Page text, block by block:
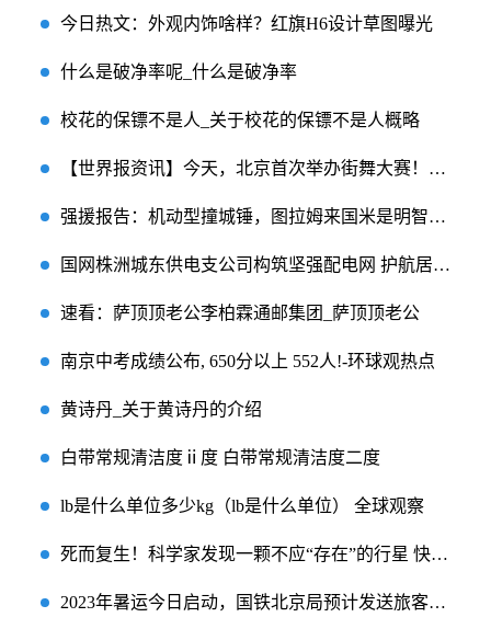
今日热文：外观内饰啥样？红旗H6设计草图曝光
什么是破净率呢_什么是破净率
校花的保镖不是人_关于校花的保镖不是人概略
【世界报资讯】今天，北京首次举办街舞大赛！参与者绝大多数是孩子
强援报告：机动型撞城锤，图拉姆来国米是明智的选择 天天新动态
国网株洲城东供电支公司构筑坚强配电网 护航居民清凉度夏
速看：萨顶顶老公李柏霖通邮集团_萨顶顶老公
南京中考成绩公布, 650分以上 552人!-环球观热点
黄诗丹_关于黄诗丹的介绍
白带常规清洁度ⅱ度 白带常规清洁度二度
lb是什么单位多少kg（lb是什么单位） 全球观察
死而复生！科学家发现一颗不应“存在”的行星 快资讯
2023年暑运今日启动，国铁北京局预计发送旅客7115万人次-每日信息